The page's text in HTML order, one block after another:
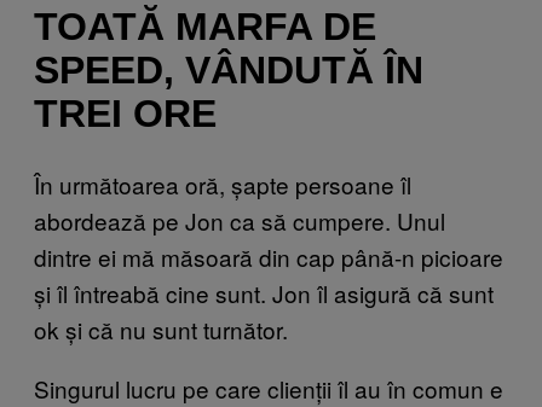
TOATĂ MARFA DE
SPEED, VÂNDUTĂ ÎN
TREI ORE
În următoarea oră, șapte persoane îl
abordează pe Jon ca să cumpere. Unul
dintre ei mă măsoară din cap până-n picioare
și îl întreabă cine sunt. Jon îl asigură că sunt
ok și că nu sunt turnător.
Singurul lucru pe care clienții îl au în comun e